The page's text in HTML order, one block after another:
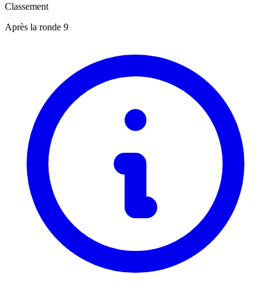
Classement
Après la ronde 9